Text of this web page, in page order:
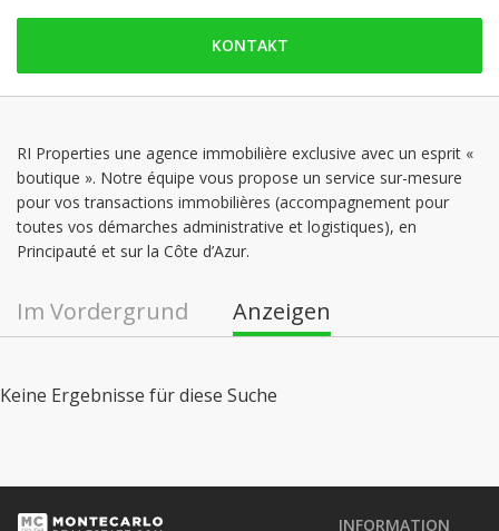
Samstag: geschlossen
Sonntag: geschlossen
Mittwoch: offen
Donnerstag: offen
Freitag: offen
KONTAKT
RI Properties une agence immobilière exclusive avec un esprit «
boutique ». Notre équipe vous propose un service sur-mesure
pour vos transactions immobilières (accompagnement pour
toutes vos démarches administrative et logistiques), en
Principauté et sur la Côte d’Azur.
Im Vordergrund Anzeigen
Keine Ergebnisse für diese Suche
INFORMATION